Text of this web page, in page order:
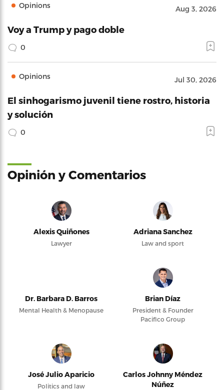
Opinions Aug 3, 2026
Voy a Trump y pago doble
0
Opinions Jul 30, 2026
El sinhogarismo juvenil tiene rostro, historia
y solución
0
Opinión y Comentarios
Alexis Quiñones
Lawyer
Adriana Sanchez
Law and sport
Dr. Barbara D. Barros
Mental Health & Menopause
Brian Díaz
President & Founder
Pacifico Group
José Julio Aparicio
Politics and law
Carlos Johnny Méndez
Núñez